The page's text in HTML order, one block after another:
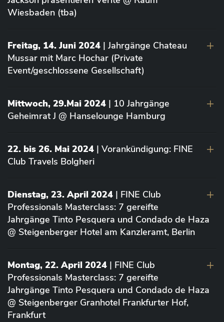
Wiesbaden (tba)
Freitag, 14. Juni 2024 | Jahrgänge Chateau
Mussar mit Marc Hochar (Private
Event/geschlossene Gesellschaft)
Mittwoch, 29.Mai 2024 | 10 Jahrgänge
Geheimrat J @ Hanselounge Hamburg
22. bis 26. Mai 2024 | Vorankündigung: FINE
Club Travels Bolgheri
Dienstag, 23. April 2024 | FINE Club
Professionals Masterclass: 7 gereifte
Jahrgänge Tinto Pesquera und Condado de Haza
@ Steigenberger Hotel am Kanzleramt, Berlin
Montag, 22. April 2024 | FINE Club
Professionals Masterclass: 7 gereifte
Jahrgänge Tinto Pesquera und Condado de Haza
@ Steigenberger Granhotel Frankfurter Hof,
Frankfurt